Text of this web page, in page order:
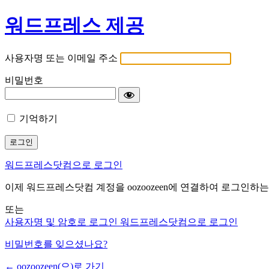
워드프레스 제공
사용자명 또는 이메일 주소
비밀번호
기억하기
워드프레스닷컴으로 로그인
이제 워드프레스닷컴 계정을 oozoozeen에 연결하여 로그인하
또는
사용자명 및 암호로 로그인 워드프레스닷컴으로 로그인
비밀번호를 잊으셨나요?
← oozoozeen(으)로 가기